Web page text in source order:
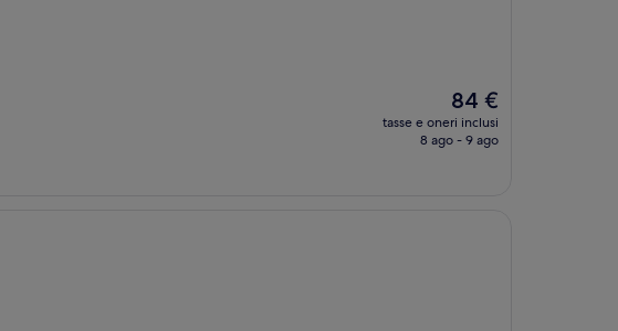
Il
prezzo
attuale
84 €
tasse e oneri inclusi
8 ago - 9 ago